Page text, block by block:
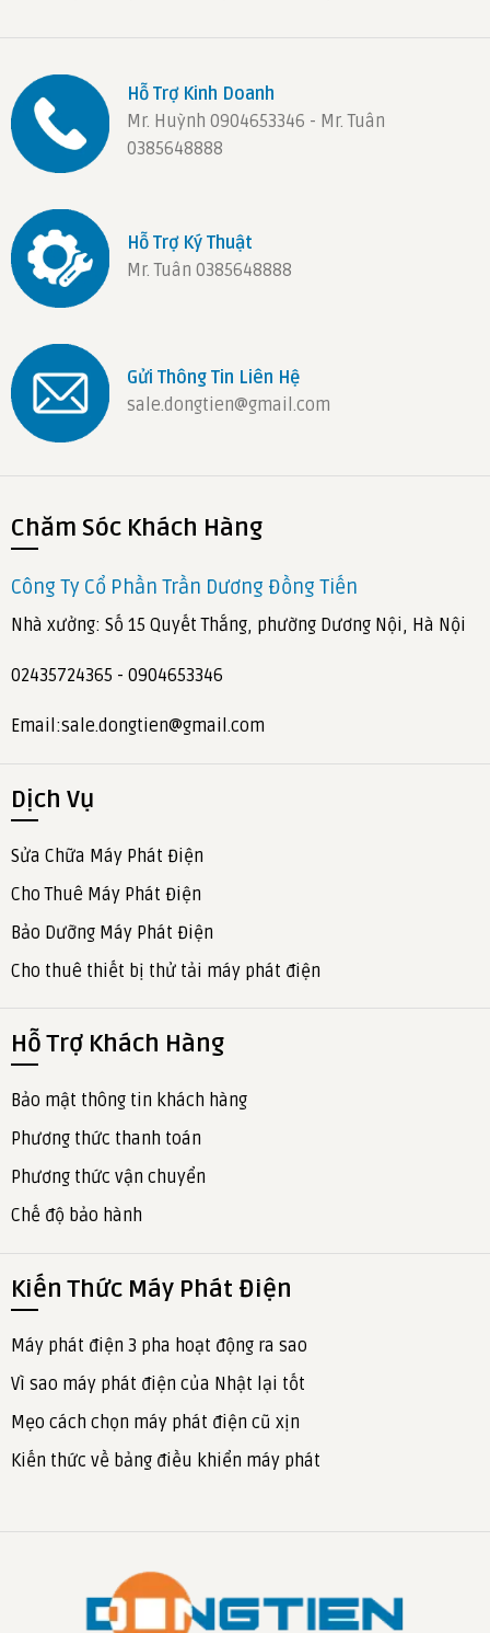
Hỗ Trợ Kinh Doanh
Mr. Huỳnh 0904653346 - Mr. Tuân
0385648888
Hỗ Trợ Ký Thuật
Mr. Tuân 0385648888
Gửi Thông Tin Liên Hệ
sale.dongtien@gmail.com
Chăm Sóc Khách Hàng
Công Ty Cổ Phần Trần Dương Đồng Tiến
Nhà xưởng: Số 15 Quyết Thắng, phường Dương Nội, Hà Nội
02435724365 - 0904653346
Email:sale.dongtien@gmail.com
Dịch Vụ
Sửa Chữa Máy Phát Điện
Cho Thuê Máy Phát Điện
Bảo Dưỡng Máy Phát Điện
Cho thuê thiết bị thử tải máy phát điện
Hỗ Trợ Khách Hàng
Bảo mật thông tin khách hàng
Phương thức thanh toán
Phương thức vận chuyển
Chế độ bảo hành
Kiến Thức Máy Phát Điện
Máy phát điện 3 pha hoạt động ra sao
Vì sao máy phát điện của Nhật lại tốt
Mẹo cách chọn máy phát điện cũ xịn
Kiến thức về bảng điều khiển máy phát